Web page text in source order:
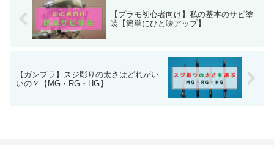
【プラモ初心者向け】私の基本のサビ塗
装【簡単にひと味アップ】
【ガンプラ】スジ彫りの太さはどれがい
いの？【MG・RG・HG】